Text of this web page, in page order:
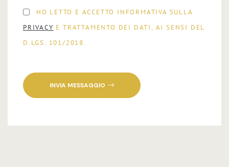
HO LETTO E ACCETTO INFORMATIVA SULLA
PRIVACY E TRATTAMENTO DEI DATI, AI SENSI DEL
D.LGS. 101/2018.
INVIA MESSAGGIO